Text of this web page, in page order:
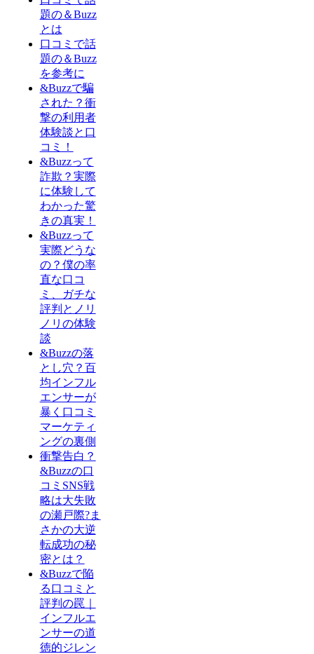
題の＆Buzz
とは
口コミで話
題の＆Buzz
を参考に
&Buzzで騙
された？衝
撃の利用者
体験談と口
コミ！
&Buzzって
詐欺？実際
に体験して
わかった驚
きの真実！
&Buzzって
実際どうな
の？僕の率
直な口コ
ミ、ガチな
評判とノリ
ノリの体験
談
&Buzzの落
とし穴？百
均インフル
エンサーが
暴く口コミ
マーケティ
ングの裏側
衝撃告白？
&Buzzの口
コミSNS戦
略は大失敗
の瀬戸際?ま
さかの大逆
転成功の秘
密とは？
&Buzzで陥
る口コミと
評判の罠｜
インフルエ
ンサーの道
徳的ジレン